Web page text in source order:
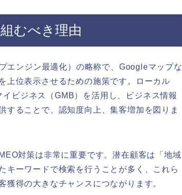
むべき理由
ンジン最適化）の略称で、Googleマップな
上位表示させるための施策です。ローカル
ビジネス（GMB）を活用し、ビジネス情報
することで、認知度向上、集客増加を図りま
対策は非常に重要です。潜在顧客は「地域
ーワードで検索を行うことが多く、これら
得の大きなチャンスにつながります。